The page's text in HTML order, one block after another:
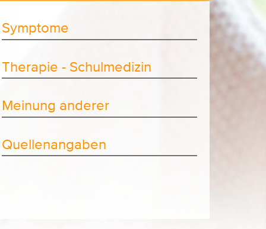
Symptome
Therapie - Schulmedizin
Meinung anderer
Quellenangaben